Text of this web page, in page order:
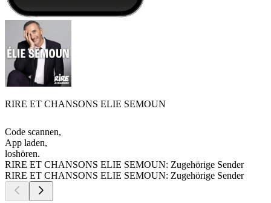
RIRE ET CHANSONS ELIE SEMOUN
Code scannen,
App laden,
loshören.
RIRE ET CHANSONS ELIE SEMOUN: Zugehörige Sender
RIRE ET CHANSONS ELIE SEMOUN: Zugehörige Sender